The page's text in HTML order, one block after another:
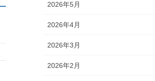
2026年5月
2026年4月
2026年3月
2026年2月